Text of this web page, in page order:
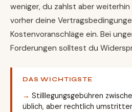
weniger, du zahlst aber
vorher deine
Kostenvoranschläge ein. Bei
Forderungen solltest du
DAS WICHTIGSTE
Stilllegungsgebühren
üblich, aber rechtlich